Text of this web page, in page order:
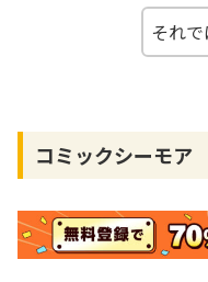
それ
コミックシーモア